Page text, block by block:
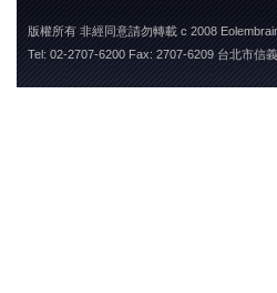
版權所有 非經同意請勿轉載 c 2008
Tel: 02-2707-6200 Fax: 2707-6209 台北市信